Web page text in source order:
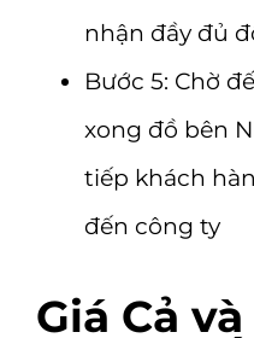
nhận đầy đủ
Bước 5: Chờ
xong đồ bên
tiếp khách
đến công ty
Giá Cả